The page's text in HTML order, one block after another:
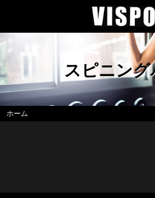
スピニング
ホーム